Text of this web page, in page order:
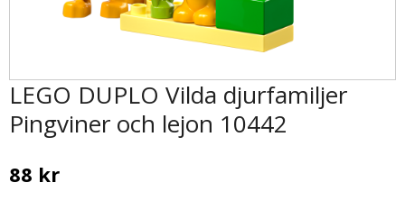
LEGO DUPLO Vilda djurfamiljer
Pingviner och lejon 10442
88 kr